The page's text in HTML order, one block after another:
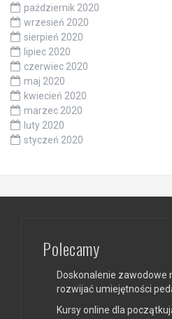
październik 2020
wrzesień 2020
sierpień 2020
lipiec 2020
czerwiec 2020
maj 2020
kwiecień 2020
marzec 2020
luty 2020
styczeń 2020
Polecamy
Doskonalenie zawodowe
rozwijać umiejętności
Kursy online dla